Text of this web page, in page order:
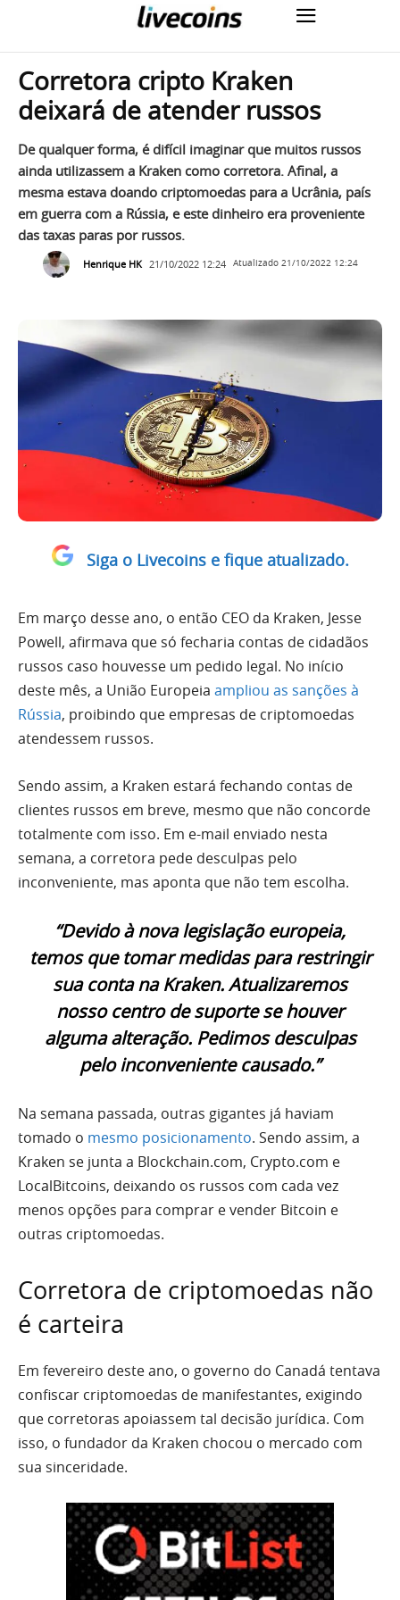
Corretora cripto Kraken
deixará de atender russos
De qualquer forma, é difícil imaginar que muitos russos
ainda utilizassem a Kraken como corretora. Afinal, a
mesma estava doando criptomoedas para a Ucrânia, país
em guerra com a Rússia, e este dinheiro era proveniente
das taxas paras por russos.
Henrique HK 21/10/2022 12:24 Atualizado 21/10/2022 12:24
Siga o Livecoins e fique atualizado.
Em março desse ano, o então CEO da Kraken, Jesse
Powell, afirmava que só fecharia contas de cidadãos
russos caso houvesse um pedido legal. No início
deste mês, a União Europeia ampliou as sanções à
Rússia, proibindo que empresas de criptomoedas
atendessem russos.
Sendo assim, a Kraken estará fechando contas de
clientes russos em breve, mesmo que não concorde
totalmente com isso. Em e-mail enviado nesta
semana, a corretora pede desculpas pelo
inconveniente, mas aponta que não tem escolha.
“Devido à nova legislação europeia,
temos que tomar medidas para restringir
sua conta na Kraken. Atualizaremos
nosso centro de suporte se houver
alguma alteração. Pedimos desculpas
pelo inconveniente causado.”
Na semana passada, outras gigantes já haviam
tomado o mesmo posicionamento. Sendo assim, a
Kraken se junta a Blockchain.com, Crypto.com e
LocalBitcoins, deixando os russos com cada vez
menos opções para comprar e vender Bitcoin e
outras criptomoedas.
Corretora de criptomoedas não
é carteira
Em fevereiro deste ano, o governo do Canadá tentava
confiscar criptomoedas de manifestantes, exigindo
que corretoras apoiassem tal decisão jurídica. Com
isso, o fundador da Kraken chocou o mercado com
sua sinceridade.